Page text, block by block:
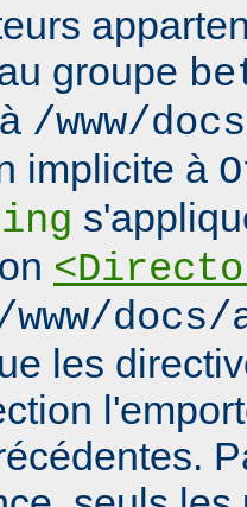
groupe
/www/
implicite à
www/docs/
les